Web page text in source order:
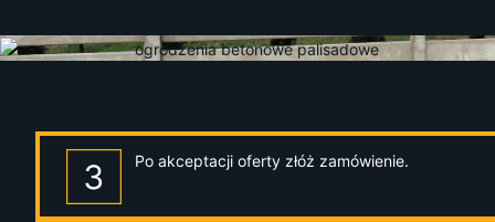
Po akceptacji oferty złóż zamówienie.